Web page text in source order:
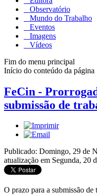
Observatório
Mundo do Trabalho
Eventos
Imagens
Vídeos
Fim do menu principal
Início do conteúdo da página
FeCin -
submissão de
Publicado: Domingo, 29 de
atualização em Segunda, 20
O prazo para a submissão